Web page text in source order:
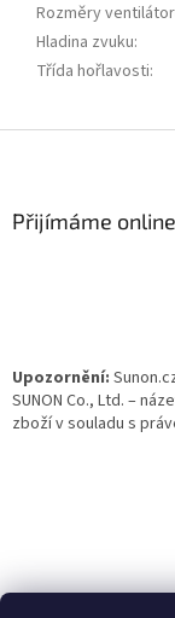
Rozměry
Hladina zvuku:
Třída hořlavosti:
Přijímáme
Upozornění:
SUNON Co., Ltd. –
zboží v souladu s